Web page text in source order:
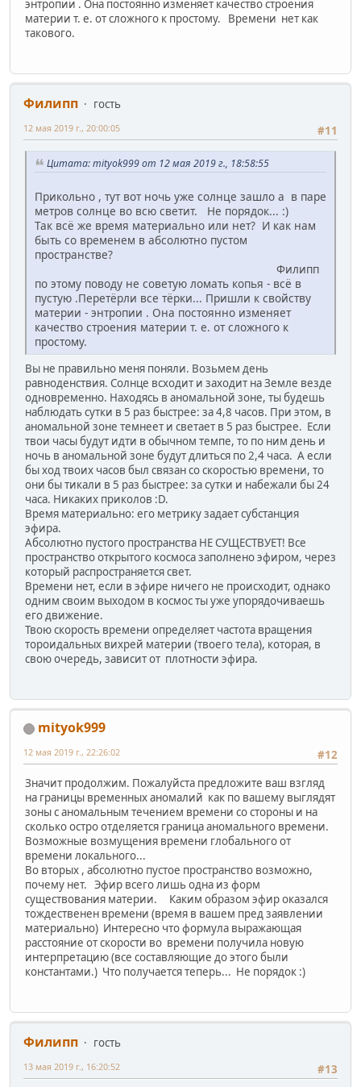
энтропии . Она постоянно изменяет качество строения
материи т. е. от сложного к простому. Времени нет как
такового.
Филипп
гость
#11
12 мая 2019 г., 20:00:05
Цитата: mityok999 от 12 мая 2019 г., 18:58:55
Прикольно , тут вот ночь уже солнце зашло а в паре
метров солнце во всю светит. Не порядок... :)
Так всё же время материально или нет? И как нам
быть со временем в абсолютно пустом
пространстве?
Филипп
по этому поводу не советую ломать копья - всё в
пустую .Перетёрли все тёрки... Пришли к свойству
материи - энтропии . Она постоянно изменяет
качество строения материи т. е. от сложного к
простому.
Вы не правильно меня поняли. Возьмем день
равноденствия. Солнце всходит и заходит на Земле везде
одновременно. Находясь в аномальной зоне, ты будешь
наблюдать сутки в 5 раз быстрее: за 4,8 часов. При этом, в
аномальной зоне темнеет и светает в 5 раз быстрее. Если
твои часы будут идти в обычном темпе, то по ним день и
ночь в аномальной зоне будут длиться по 2,4 часа. А если
бы ход твоих часов был связан со скоростью времени, то
они бы тикали в 5 раз быстрее: за сутки и набежали бы 24
часа. Никаких приколов :D.
Время материально: его метрику задает субстанция
эфира.
Абсолютно пустого пространства НЕ СУЩЕСТВУЕТ! Все
пространство открытого космоса заполнено эфиром, через
который распространяется свет.
Времени нет, если в эфире ничего не происходит, однако
одним своим выходом в космос ты уже упорядочиваешь
его движение.
Твою скорость времени определяет частота вращения
тороидальных вихрей материи (твоего тела), которая, в
свою очередь, зависит от плотности эфира.
mityok999
#12
12 мая 2019 г., 22:26:02
Значит продолжим. Пожалуйста предложите ваш взгляд
на границы временных аномалий как по вашему выглядят
зоны с аномальным течением времени со стороны и на
сколько остро отделяется граница аномального времени.
Возможные возмущения времени глобального от
времени локального...
Во вторых , абсолютно пустое пространство возможно,
почему нет. Эфир всего лишь одна из форм
существования материи. Каким образом эфир оказался
тождественен времени (время в вашем пред заявлении
материально) Интересно что формула выражающая
расстояние от скорости во времени получила новую
интерпретацию (все составляющие до этого были
константами.) Что получается теперь... Не порядок :)
Филипп
гость
#13
13 мая 2019 г., 16:20:52